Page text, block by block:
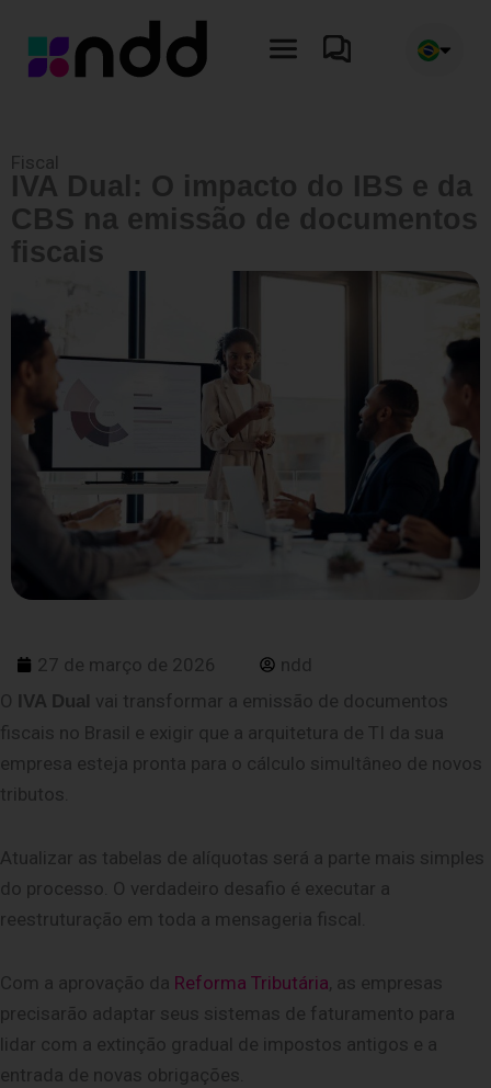
Fiscal
IVA Dual: O impacto do IBS e da
CBS na emissão de documentos
fiscais
27 de março de 2026
ndd
O IVA Dual vai transformar a emissão de documentos
fiscais no Brasil e exigir que a arquitetura de TI da sua
empresa esteja pronta para o cálculo simultâneo de novos
tributos.
Atualizar as tabelas de alíquotas será a parte mais simples
do processo. O verdadeiro desafio é executar a
reestruturação em toda a mensageria fiscal.
Com a aprovação da Reforma Tributária, as empresas
precisarão adaptar seus sistemas de faturamento para
lidar com a extinção gradual de impostos antigos e a
entrada de novas obrigações.